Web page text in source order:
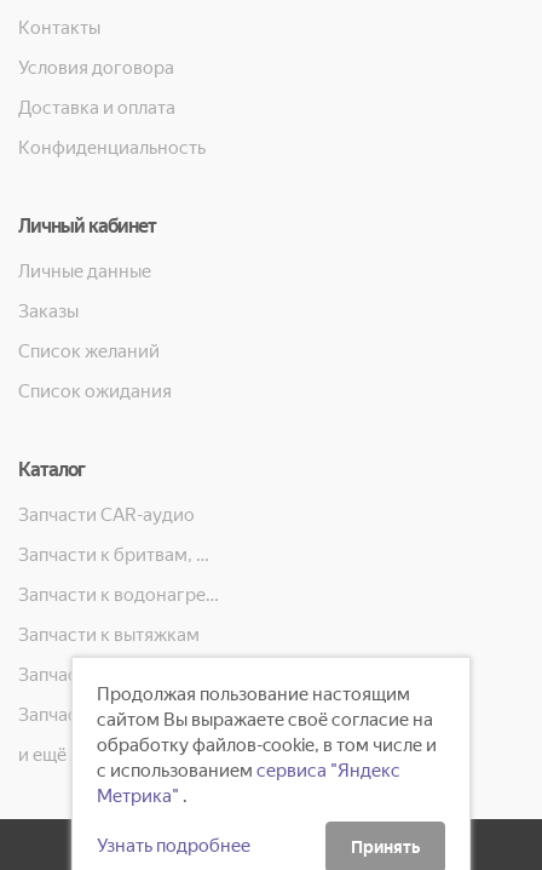
Контакты
Условия договора
Доставка и оплата
Конфиденциальность
Личный кабинет
Личные данные
Заказы
Список желаний
Список ожидания
Каталог
Запчасти CAR-аудио
Запчасти к бритвам, машинкам для стрижки, фенам, эпиляторам, зубным щёткам
Запчасти к водонагревателям
Запчасти к вытяжкам
Запчасти к масляным радиаторам, вентиляторам, увлажнителям воздуха и теплотехнике
и ещё 23 категорий
2008 - 2026 © ГлавБытСервис
Продолжая пользование настоящим
сайтом Вы выражаете своё согласие на
обработку файлов-cookie, в том числе и
с использованием сервиса "Яндекс
Метрика" .
Узнать подробнее Принять